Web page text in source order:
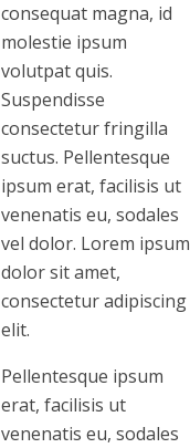
consequat magna, id
molestie ipsum
volutpat quis.
Suspendisse
consectetur fringilla
suctus. Pellentesque
ipsum erat, facilisis ut
venenatis eu, sodales
vel dolor. Lorem ipsum
dolor sit amet,
consectetur adipiscing
elit.
Pellentesque ipsum
erat, facilisis ut
venenatis eu, sodales